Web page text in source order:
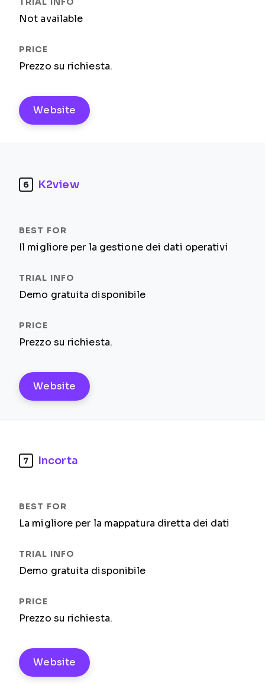
Not available
Prezzo su richiesta.
Website
6 K2view
Il migliore per la gestione dei dati operativi
Demo gratuita disponibile
Prezzo su richiesta.
Website
7 Incorta
La migliore per la mappatura diretta dei dati
Demo gratuita disponibile
Prezzo su richiesta.
Website